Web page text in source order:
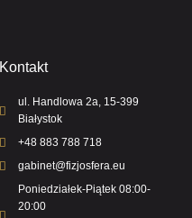
Kontakt
ul. Handlowa 2a, 15-399
Białystok
+48 883 788 718
gabinet@fizjosfera.eu
Poniedziałek-Piątek 08:00-
20:00